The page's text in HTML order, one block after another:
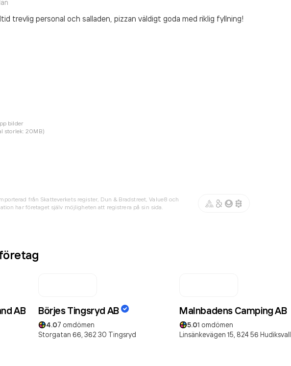
trevlig personal och salladen, pizzan väldigt goda med riklig fyllning!
bilder
storlek: 20MB)
från Skatteverkets register, Dun & Bradstreet, Value8 och
har företaget själv möjligheten att registrera på sin sida.
AB Börjes Tingsryd AB
4.07 omdömen
Storgatan 66, 362 30 Tingsryd
Malnbadens Camping AB
5.01 omdömen
Linsänkevägen 15, 824 56 Hudiksvall